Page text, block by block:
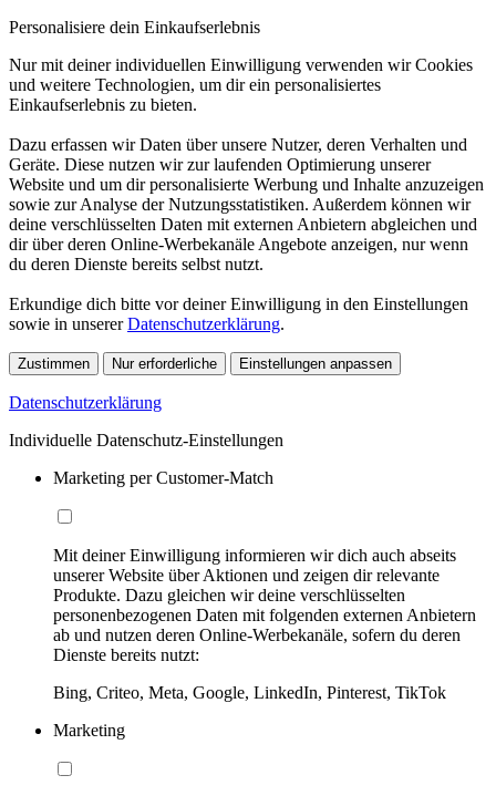
Personalisiere dein Einkaufserlebnis
Nur mit deiner individuellen Einwilligung verwenden wir Cookies
und weitere Technologien, um dir ein personalisiertes
Einkaufserlebnis zu bieten.
Dazu erfassen wir Daten über unsere Nutzer, deren Verhalten und
Geräte. Diese nutzen wir zur laufenden Optimierung unserer
Website und um dir personalisierte Werbung und Inhalte anzuzeigen
sowie zur Analyse der Nutzungsstatistiken. Außerdem können wir
deine verschlüsselten Daten mit externen Anbietern abgleichen und
dir über deren Online-Werbekanäle Angebote anzeigen, nur wenn
du deren Dienste bereits selbst nutzt.
Erkundige dich bitte vor deiner Einwilligung in den Einstellungen
sowie in unsererDatenschutzerklärung.
Zustimmen Nur erforderliche Einstellungen anpassen
Datenschutzerklärung
Individuelle Datenschutz-Einstellungen
Marketing per Customer-Match
Mit deiner Einwilligung informieren wir dich auch abseits
unserer Website über Aktionen und zeigen dir relevante
Produkte. Dazu gleichen wir deine verschlüsselten
personenbezogenen Daten mit folgenden externen Anbietern
ab und nutzen deren Online-Werbekanäle, sofern du deren
Dienste bereits nutzt:
Bing, Criteo, Meta, Google, LinkedIn, Pinterest, TikTok
Marketing